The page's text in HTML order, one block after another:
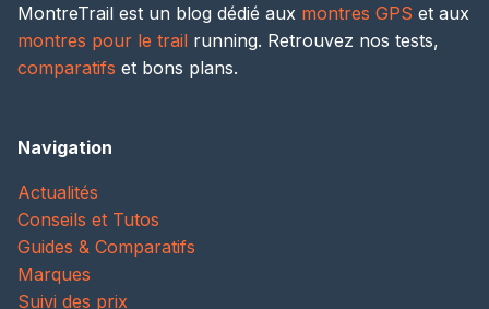
MontreTrail est un blog dédié aux montres GPS et aux
montres pour le trail running. Retrouvez nos tests,
comparatifs et bons plans.
Navigation
Actualités
Conseils et Tutos
Guides & Comparatifs
Marques
Suivi des prix